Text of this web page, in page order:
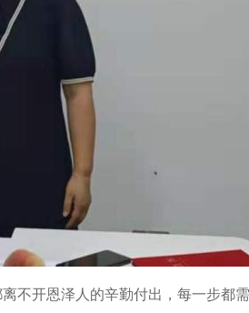
不开恩泽人的辛勤付出，每一步都